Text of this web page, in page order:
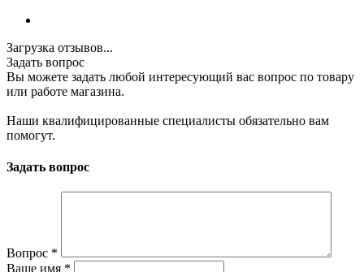
Загрузка отзывов...
Задать вопрос
Вы можете задать любой интересующий вас вопрос по товару
или работе магазина.
Наши квалифицированные специалисты обязательно вам
помогут.
Задать вопрос
Вопрос *
Ваше имя *